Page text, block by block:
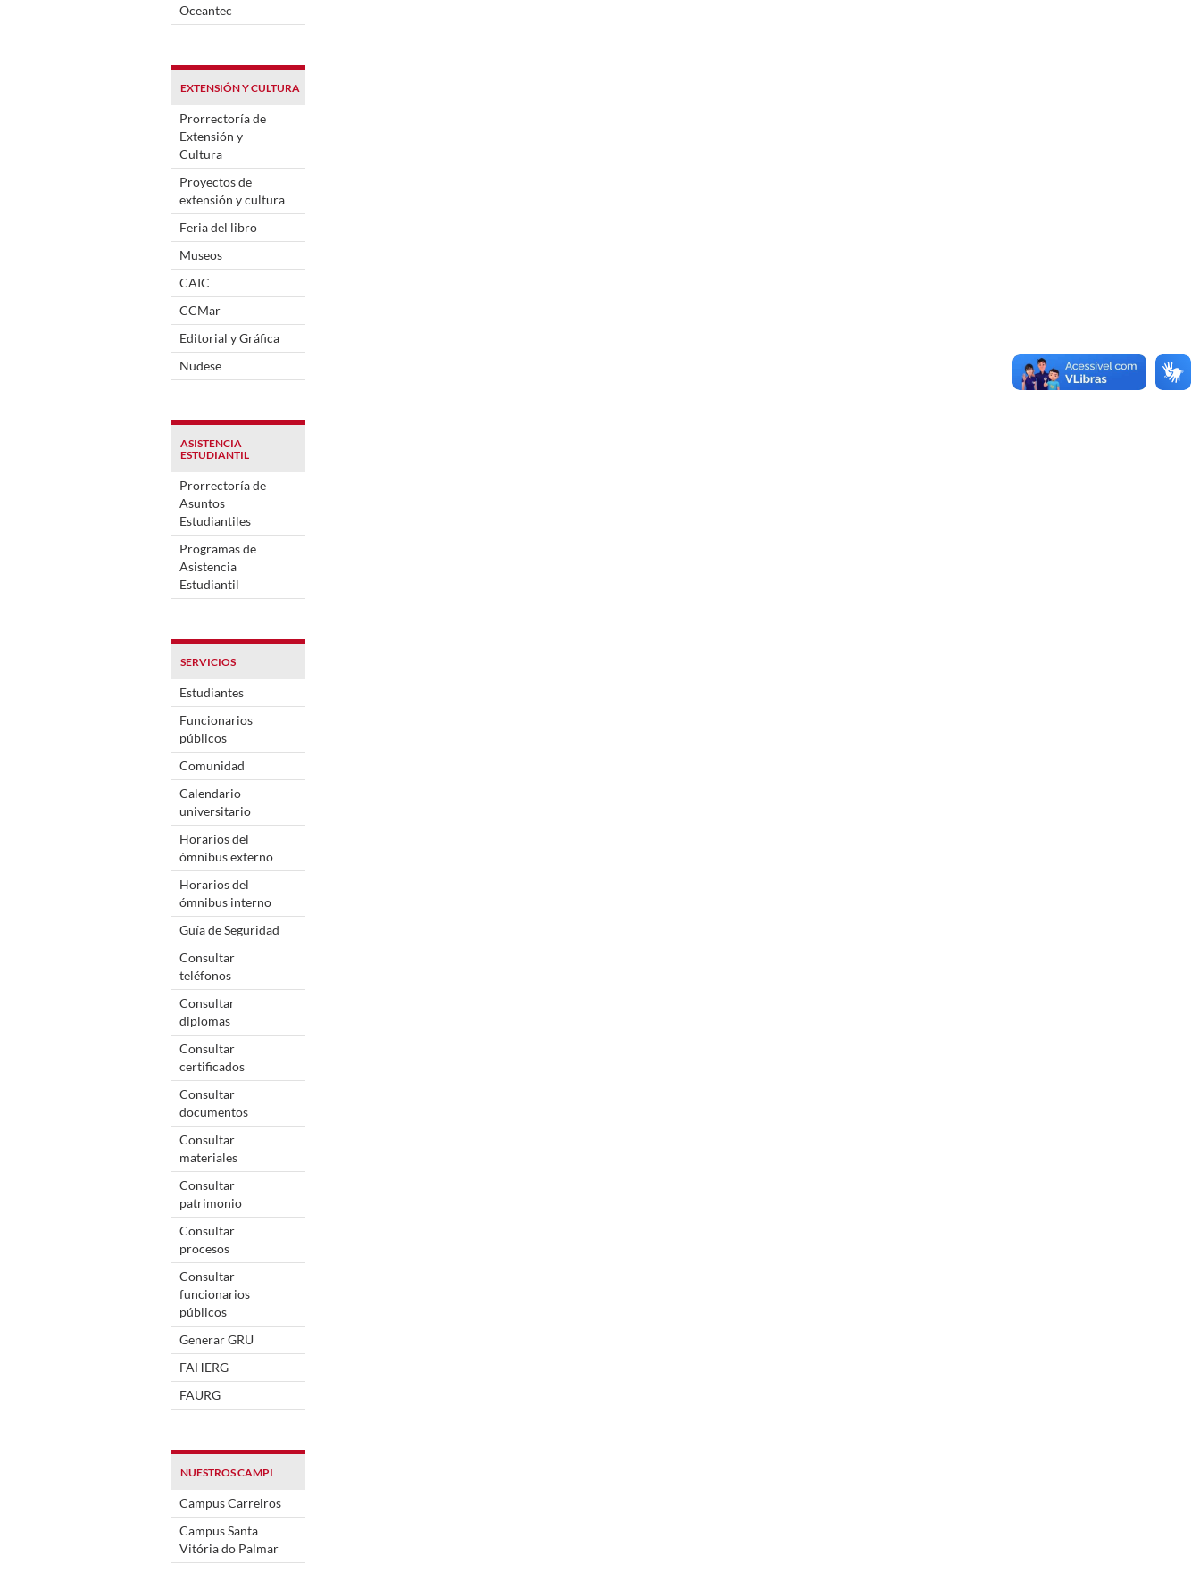
Oceantec
EXTENSIÓN Y CULTURA
Prorrectoría de
Extensión y
Cultura
Proyectos de
extensión y cultura
Feria del libro
Museos
CAIC
CCMar
Editorial y Gráfica
Nudese
ASISTENCIA
ESTUDIANTIL
Prorrectoría de
Asuntos
Estudiantiles
Programas de
Asistencia
Estudiantil
SERVICIOS
Estudiantes
Funcionarios
públicos
Comunidad
Calendario
universitario
Horarios del
ómnibus externo
Horarios del
ómnibus interno
Guía de Seguridad
Consultar
teléfonos
Consultar
diplomas
Consultar
certificados
Consultar
documentos
Consultar
materiales
Consultar
patrimonio
Consultar
procesos
Consultar
funcionarios
públicos
Generar GRU
FAHERG
FAURG
NUESTROS CAMPI
Campus Carreiros
Campus Santa
Vitória do Palmar